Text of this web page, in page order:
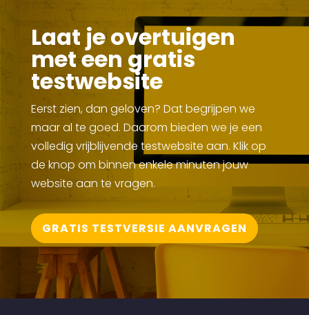
Laat je overtuigen
met een gratis
testwebsite
Eerst zien, dan geloven? Dat begrijpen we
maar al te goed. Daarom bieden we je een
volledig vrijblijvende testwebsite aan. Klik op
de knop om binnen enkele minuten jouw
website aan te vragen.
GRATIS TESTVERSIE AANVRAGEN